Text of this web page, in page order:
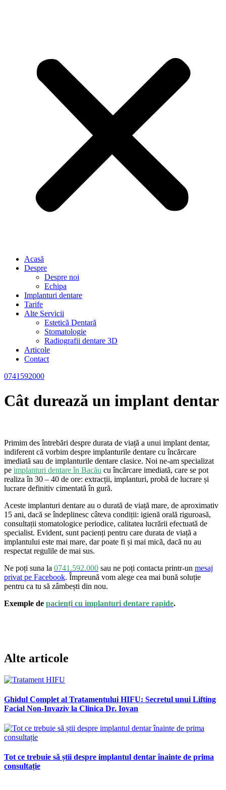
Acasă
Despre
Despre noi
Echipa
Implanturi dentare
Tarife
Alte Servicii
Estetică Dentară
Stomatologie
Radiografii dentare 3D
Articole
Contact
0741592000
Cât durează un implant dentar
Primim des întrebări despre durata de viață a unui implant dentar,
indiferent că vorbim despre implanturile dentare cu încărcare
imediată sau de implanturile dentare clasice. Noi ne-am specializat
pe implanturi dentare în Bacău cu încărcare imediată, care se pot
realiza în 30 – 40 de ore: extracții, implanturi, probă de lucrare și
lucrare definitiv cimentată în gură.
Aceste implanturi dentare au o durată de viață mare, de aproximativ
15 ani, dacă se îndeplinesc câteva condiții: igienă orală riguroasă,
consultații stomatologice periodice, calitatea lucrării efectuată de
specialist. Evident, sunt pacienți pentru care durata de viață a
implantului este mai mare, dar poate fi și mai mică, dacă nu au
respectat regulile de mai sus.
Ne poți suna la 0741.592.000 sau ne poți contacta printr-un mesaj
privat pe Facebook. Împreună vom alege cea mai bună soluție
pentru ca tu să zâmbești din nou.
Exemple de pacienți cu implanturi dentare rapide.
Alte articole
Ghidul Complet al Tratamentului HIFU: Secretul unui Lifting
Facial Non-Invaziv la Clinica Dr. Iovan
Tot ce trebuie să știi despre implantul dentar înainte de prima
consultație